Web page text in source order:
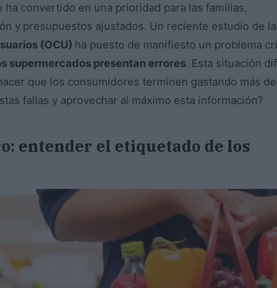
ha convertido en una prioridad para las familias,
y presupuestos ajustados. Un reciente estudio de la
(OCU) ha puesto de manifiesto un problema
supermercados presentan errores. Esta situación
que los consumidores terminen gastando más
fallas y aprovechar al máximo esta información?
entender el etiquetado de los